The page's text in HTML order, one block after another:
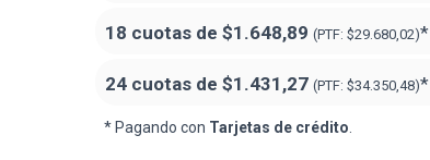
18 cuotas de $1.648,89 (PTF: $29.680,02)*
24 cuotas de $1.431,27 (PTF: $34.350,48)*
* Pagando con Tarjetas de crédito